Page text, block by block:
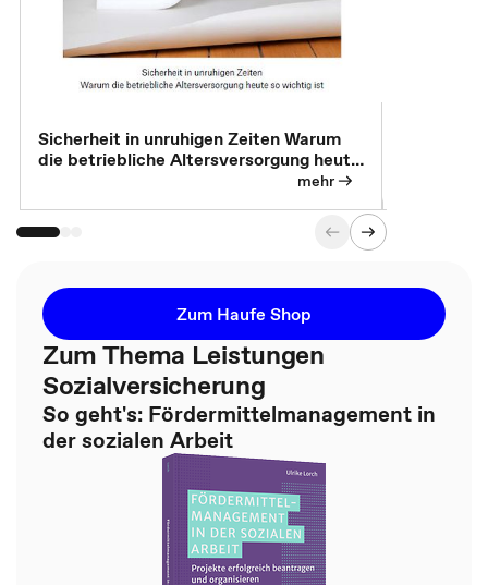
Sicherheit in unruhigen Zeiten Warum
die betriebliche Altersversorgung heute
mehr
Zum Haufe Shop
Zum Thema Leistungen
Sozialversicherung
So geht's: Fördermittelmanagement in
der sozialen Arbeit